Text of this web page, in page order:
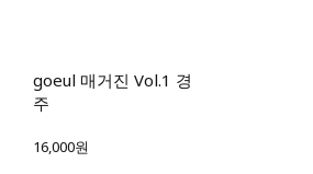
goeul 매거진 Vol.1 경
주
16,000원